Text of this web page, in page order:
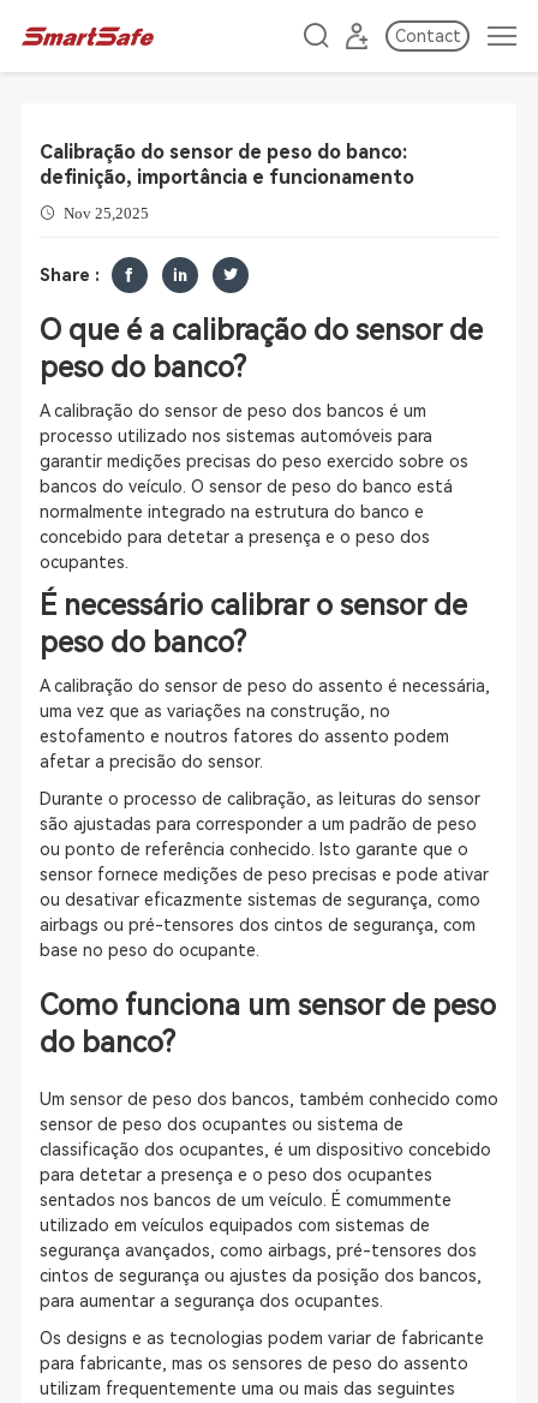
Contact
Calibração do sensor de peso do banco:
definição, importância e funcionamento
Nov 25,2025
Share :
O que é a calibração do sensor de
peso do banco?
A calibração do sensor de peso dos bancos é um
processo utilizado nos sistemas automóveis para
garantir medições precisas do peso exercido sobre os
bancos do veículo. O sensor de peso do banco está
normalmente integrado na estrutura do banco e
concebido para detetar a presença e o peso dos
ocupantes.
É necessário calibrar o sensor de
peso do banco?
A calibração do sensor de peso do assento é necessária,
uma vez que as variações na construção, no
estofamento e noutros fatores do assento podem
afetar a precisão do sensor.
Durante o processo de calibração, as leituras do sensor
são ajustadas para corresponder a um padrão de peso
ou ponto de referência conhecido. Isto garante que o
sensor fornece medições de peso precisas e pode ativar
ou desativar eficazmente sistemas de segurança, como
airbags ou pré-tensores dos cintos de segurança, com
base no peso do ocupante.
Como funciona um sensor de peso
do banco?
Um sensor de peso dos bancos, também conhecido como
sensor de peso dos ocupantes ou sistema de
classificação dos ocupantes, é um dispositivo concebido
para detetar a presença e o peso dos ocupantes
sentados nos bancos de um veículo. É comummente
utilizado em veículos equipados com sistemas de
segurança avançados, como airbags, pré-tensores dos
cintos de segurança ou ajustes da posição dos bancos,
para aumentar a segurança dos ocupantes.
Os designs e as tecnologias podem variar de fabricante
para fabricante, mas os sensores de peso do assento
utilizam frequentemente uma ou mais das seguintes